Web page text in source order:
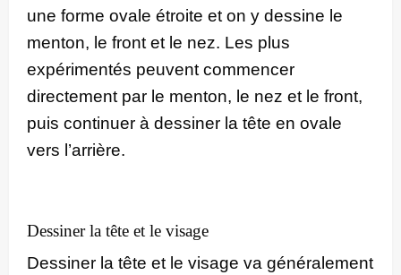
une forme ovale étroite et on y dessine le
menton, le front et le nez. Les plus
expérimentés peuvent commencer
directement par le menton, le nez et le front,
puis continuer à dessiner la tête en ovale
vers l’arrière.
Dessiner la tête et le visage
Dessiner la tête et le visage va généralement